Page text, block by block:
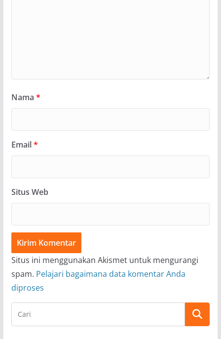
Nama *
Email*
Situs Web
Situs ini menggunakan Akismet untuk mengurangi
spam. Pelajari bagaimana data komentar Anda
diproses